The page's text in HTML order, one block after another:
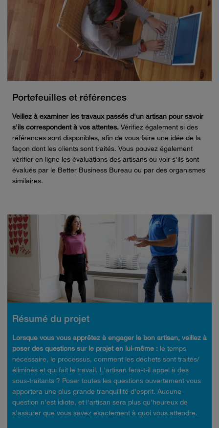
Portefeuilles et références
Veillez à examiner les travaux passés d'un artisan pour savoir
s'ils correspondent à vos attentes. Vérifiez également si des
références sont disponibles, afin de vous faire une idée de la
façon dont les clients sont traités. Vous pouvez également
vérifier en ligne les évaluations des artisans ou voir s'ils sont
évalués par le Better Business Bureau ou par des organismes
similaires.
Résumé du projet
Lorsque vous vous apprêtez à engager le bon artisan, veillez à
poser des questions sur le projet en lui-même : le temps
nécessaire, le processus, comment les déchets sont traités/
éliminés et qui fait le travail. L'artisan fera-t-il appel à des
sous-traitants ? Poser toutes les questions ouvertement vous
apportera une plus grande tranquillité d'esprit. Aucune
question n'est idiote, et l'artisan sera plus qu'heureux de
s'assurer que vous savez exactement à quoi vous attendre.